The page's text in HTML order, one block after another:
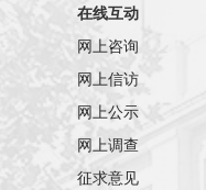
在线互动
网上咨询
网上信访
网上公示
网上调查
征求意见